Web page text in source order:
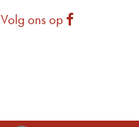
Volg ons op Facebook